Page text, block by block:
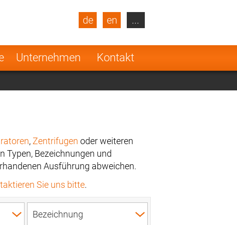
Unternehmen Kontakt
de en
Turkey
Netherlands
...
, Zentrifugen oder weiteren
Typen, Bezeichnungen und
Ausführung abweichen.
Sie uns bitte.